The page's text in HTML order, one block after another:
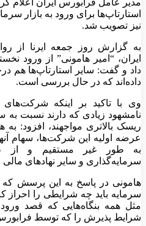
مدیر عامل فرابورس ایران اعلام
استارتاپ‌ها برای ورود به بازار
نیز تصویب شد.
به گزارش روز جمعه ایرنا از
ایران، “امیر هامونی” از ورود
داد و گفت: سایر استارتاپ‌ها هم
داده‌اند که در حال بررسی است.
وی با تاکید بر اینکه شرکت‌های
نامشهود زیادی که دارند نسبت به
ریسک بالاتری مواجهند، افزود:
عرضه اولیه این شرکت‌ها، سهام
به طور غیر مستقیم و از
سرمایه‌گذاری و سایر نهادهای
هامونی در پاسخ به این پرسش که
سرمایه باید چه شرایطی را احراز
مثل همه بنگاه‌هایی که قصد ورود
شرایط پذیرش را که توسط